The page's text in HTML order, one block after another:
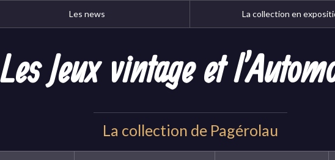
Les news La collection en
Les Jeux vintage et
La collection de Pagérolau